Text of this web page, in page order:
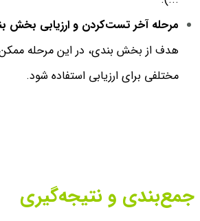
مرحله آخر تست‌کردن و ارزیابی بخش
هدف از بخش بندی، در این مرحله
مختلفی برای ارزیابی استفاده شود.
جمع‌بندی و نتیجه‌گیری